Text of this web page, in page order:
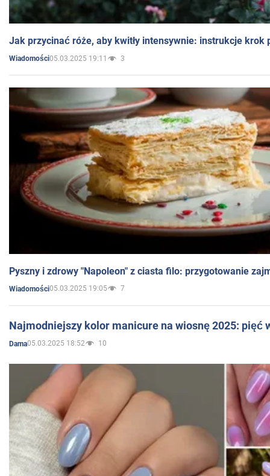
Jak przycinać róże, aby kwitły intensywnie: instrukcje krok
Wiadomości05.03.2025 19:11 3
Pyszny i zdrowy "Napoleon" z ciasta filo: przygotowanie
Wiadomości05.03.2025 19:05 7
Najmodniejszy kolor manicure na wiosnę 2025: pięć
Dama05.03.2025 18:52 10